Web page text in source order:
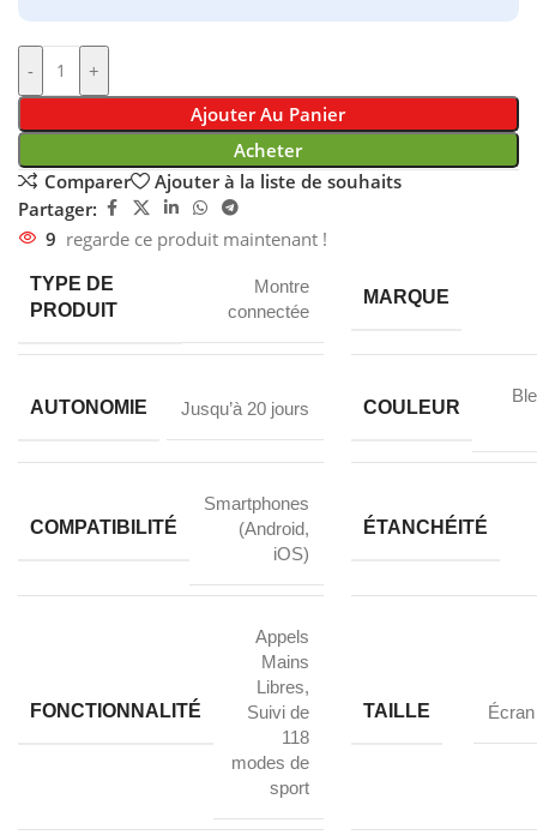
-
+
Ajouter Au Panier
Acheter
Comparer
Ajouter à la liste de souhaits
Partager:
9 regarde ce produit maintenant !
TYPE DE
PRODUIT
Montre
connectée
MARQUE
AUTONOMIE Jusqu’à 20 jours COULEUR
COMPATIBILITÉ
Smartphones
(Android,
iOS)
ÉTANCHÉITÉ
FONCTIONNALITÉ
Appels
Mains
Libres,
Suivi de
118
modes de
sport
TAILLE